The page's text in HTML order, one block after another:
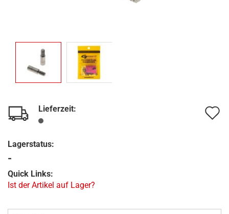
Lieferzeit:
Lagerstatus:
-
Quick Links:
Ist der Artikel auf Lager?